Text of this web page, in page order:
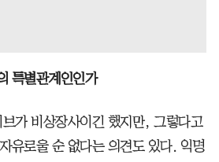
특별관계인인가
가 비상장사이긴 했지만, 그렇다고
유로울 순 없다는 의견도 있다. 익명